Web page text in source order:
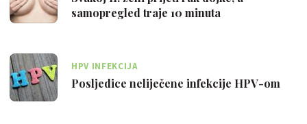
samopregled traje 10 minuta
HPV INFEKCIJA
Posljedice neliječene infekcije HPV-om